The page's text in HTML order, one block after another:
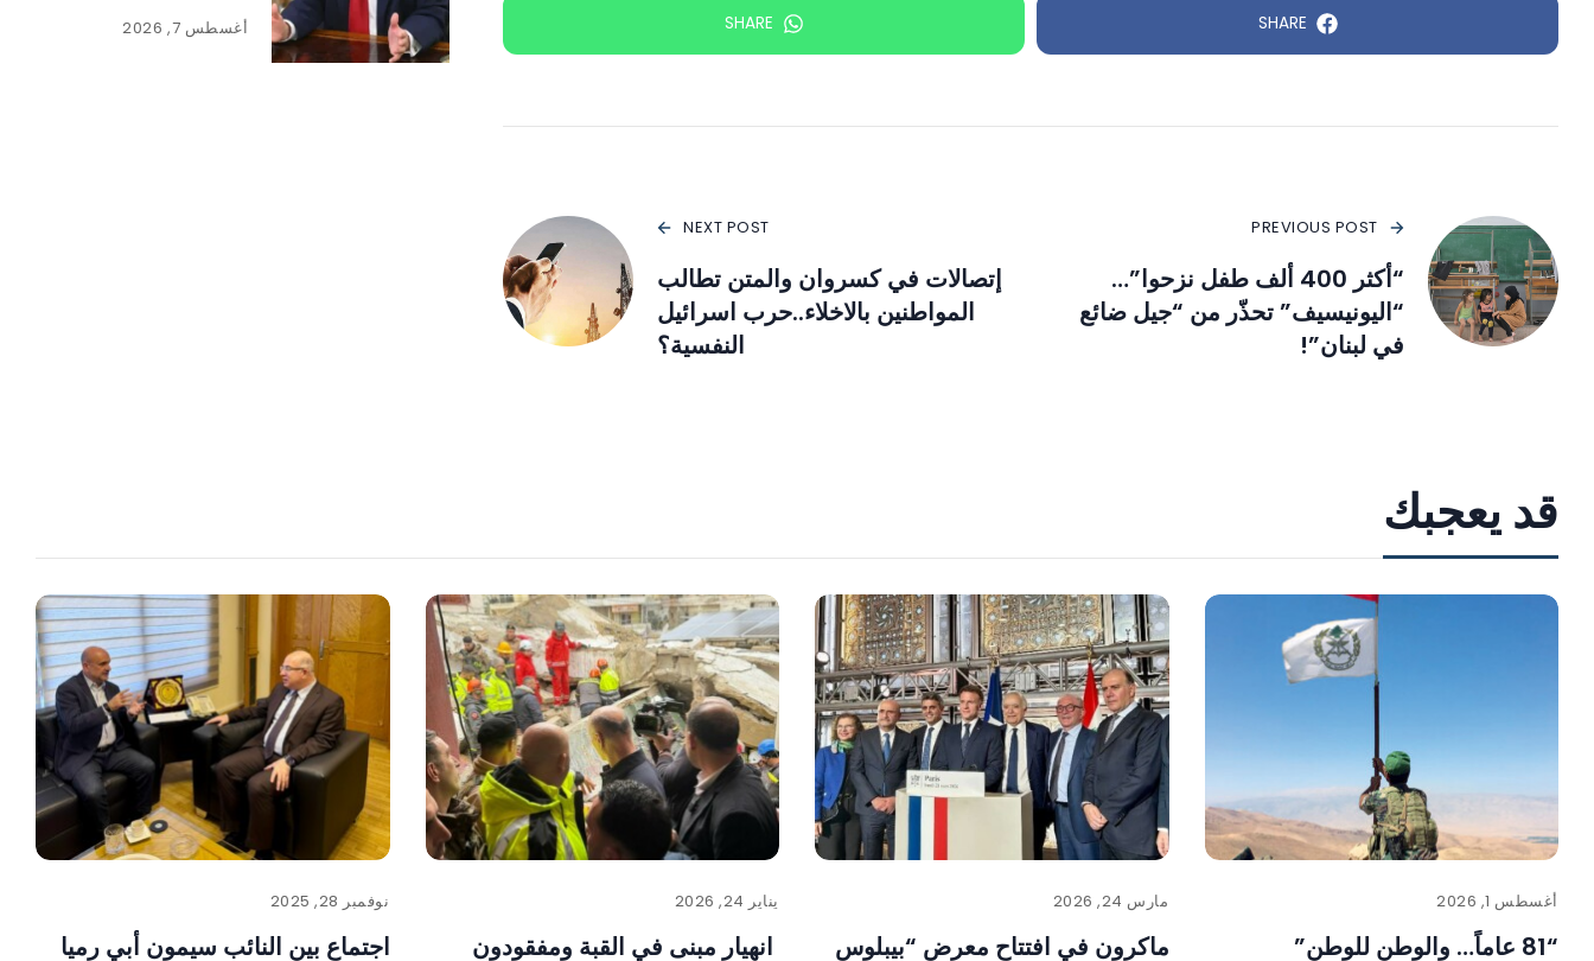
SHARE
SHARE
PREVIOUS POST
“أكثر 400 ألف طفل نزحوا”…
“اليونيسيف” تحذّر من “جيل ضائع
في لبنان”!
NEXT POST
إتصالات في كسروان والمتن تطالب
المواطنين بالاخلاء..حرب اسرائيل
النفسية؟
أغسطس 7, 2026
قد يعجبك
أغسطس 1, 2026
“81 عاماً… والوطن للوطن”
مارس 24, 2026
ماكرون في افتتاح معرض “بيبلوس
يناير 24, 2026
انهيار مبنى في القبة ومفقودون
نوفمبر 28, 2025
اجتماع بين النائب سيمون أبي رميا